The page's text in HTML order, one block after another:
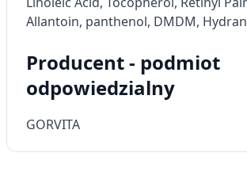
Allantoin, panthenol, DMDM,
Producent - podmiot
odpowiedzialny
GORVITA
Tworzenie profili w celu personalizacji
Pomiar efektywności reklam
Rozumienie odbiorców dzięki